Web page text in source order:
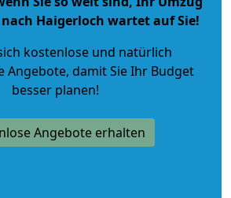
Haigerloch wartet auf Sie!
kostenlose und natürlich
Angebote, damit Sie Ihr Budget
besser planen!
Angebote erhalten